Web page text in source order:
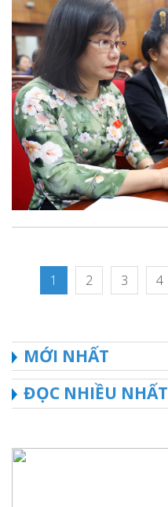
1 2 3 4
MỚI NHẤT
ĐỌC NHIỀU NHẤT